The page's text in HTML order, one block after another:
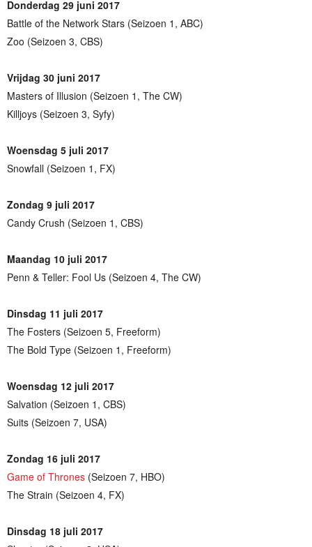
Donderdag 29 juni 2017
Battle of the Network Stars (Seizoen 1, ABC)
Zoo (Seizoen 3, CBS)
Vrijdag 30 juni 2017
Masters of Illusion (Seizoen 1, The CW)
Killjoys (Seizoen 3, Syfy)
Woensdag 5 juli 2017
Snowfall (Seizoen 1, FX)
Zondag 9 juli 2017
Candy Crush (Seizoen 1, CBS)
Maandag 10 juli 2017
Penn & Teller: Fool Us (Seizoen 4, The CW)
Dinsdag 11 juli 2017
The Fosters (Seizoen 5, Freeform)
The Bold Type (Seizoen 1, Freeform)
Woensdag 12 juli 2017
Salvation (Seizoen 1, CBS)
Suits (Seizoen 7, USA)
Zondag 16 juli 2017
Game of Thrones (Seizoen 7, HBO)
The Strain (Seizoen 4, FX)
Dinsdag 18 juli 2017